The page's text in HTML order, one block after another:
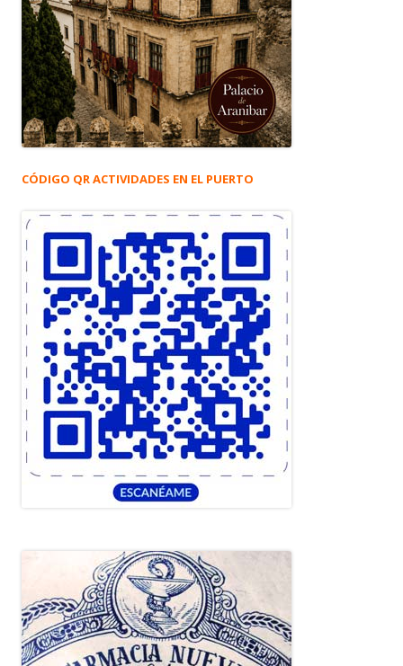
CÓDIGO QR ACTIVIDADES EN EL PUERTO